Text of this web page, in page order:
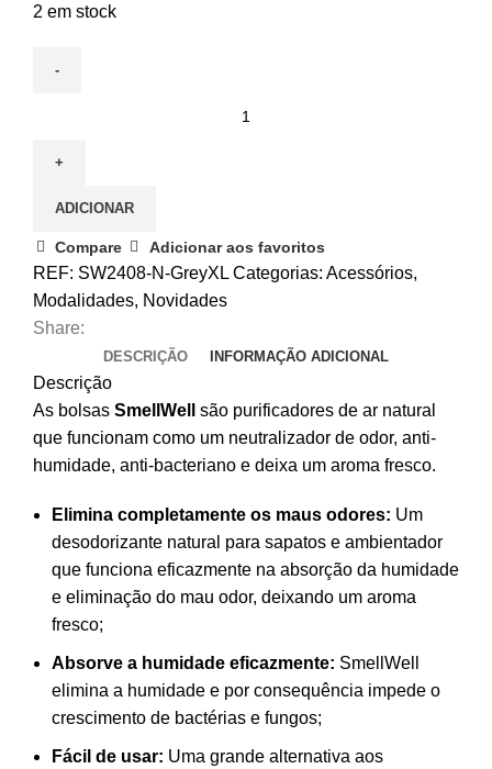
2 em stock
Smell
Light
Grey
ADICIONAR
Compare Adicionar aos favoritos
REF: SW2408-N-GreyXL Categorias: Acessórios,
Modalidades, Novidades
Share:
DESCRIÇÃO INFORMAÇÃO ADICIONAL
Descrição
As bolsas SmellWell
são purificadores de ar natural
que funcionam como um neutralizador de odor, anti-
humidade, anti-bacteriano e deixa um aroma fresco.
Elimina completamente os maus odores: Um
desodorizante natural para sapatos e ambientador
que funciona eficazmente na absorção da humidade
e eliminação do mau odor, deixando um aroma
fresco;
Absorve a humidade eficazmente: SmellWell
elimina a humidade e por consequência impede o
crescimento de bactérias e fungos;
Fácil de usar: Uma grande alternativa aos